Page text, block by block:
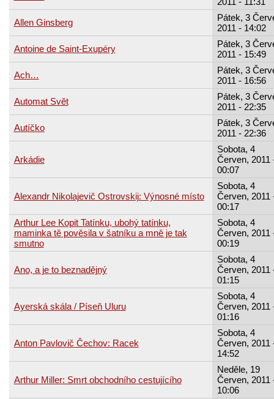
Allen Ginsberg
Pátek, 3
2011 - 14:02
Antoine de Saint-Exupéry
Pátek, 3
2011 - 15:49
Ach…
Pátek, 3
2011 - 16:56
Automat Svět
Pátek, 3
2011 - 22:35
Autíčko
Pátek, 3
2011 - 22:36
Arkádie
Sobota, 4
Červen, 2011
00:07
Alexandr Nikolajevič Ostrovskij: Výnosné místo
Sobota, 4
Červen, 2011
00:17
Arthur Lee Kopit Tatínku, ubohý tatínku,
maminka tě pověsila v šatníku a mně je tak
smutno
Sobota, 4
Červen, 2011
00:19
Ano, a je to beznadějný
Sobota, 4
Červen, 2011
01:15
Ayerská skála / Píseň Uluru
Sobota, 4
Červen, 2011
01:16
Anton Pavlovič Čechov: Racek
Sobota, 4
Červen, 2011
14:52
Arthur Miller: Smrt obchodního cestujícího
Neděle, 19
Červen, 2011
10:06